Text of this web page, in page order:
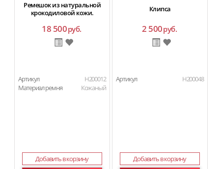
Ремешок из натуральной
крокодиловой кожи.
18 500руб.
Артикул
H200012
Материал ремня
Кожаный
Добавить в корзину
Клипса
2 500руб.
Артикул H200048
Добавить в корзину